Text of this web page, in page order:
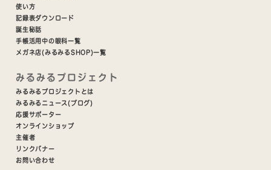
使い方
記録表ダウンロード
誕生秘話
手帳活用中の眼科一覧
メガネ店(みるみるSHOP)一覧
みるみるプロジェクト
みるみるプロジェクトとは
みるみるニュース(ブログ)
応援サポーター
オンラインショップ
主催者
リンクバナー
お問い合わせ